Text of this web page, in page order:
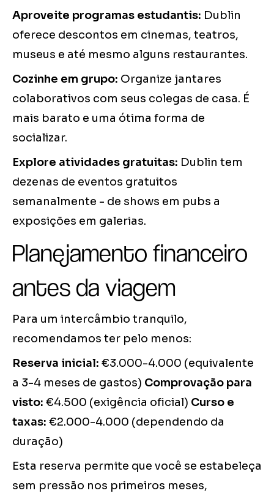
Aproveite programas estudantis: Dublin
oferece descontos em cinemas, teatros,
museus e até mesmo alguns restaurantes.
Cozinhe em grupo: Organize jantares
colaborativos com seus colegas de casa. É
mais barato e uma ótima forma de
socializar.
Explore atividades gratuitas: Dublin tem
dezenas de eventos gratuitos
semanalmente - de shows em pubs a
exposições em galerias.
Planejamento financeiro
antes da viagem
Para um intercâmbio tranquilo,
recomendamos ter pelo menos:
Reserva inicial: €3.000-4.000 (equivalente
a 3-4 meses de gastos) Comprovação para
visto: €4.500 (exigência oficial) Curso e
taxas: €2.000-4.000 (dependendo da
duração)
Esta reserva permite que você se estabeleça
sem pressão nos primeiros meses,